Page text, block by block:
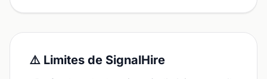
⚠️ Limites de SignalHire